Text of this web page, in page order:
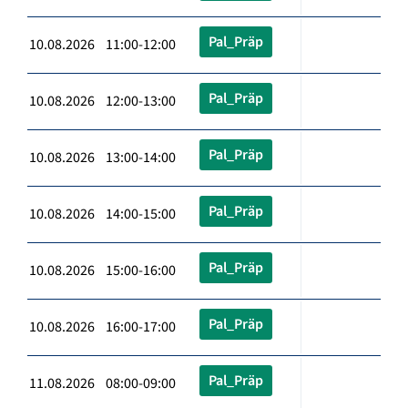
10.08.2026 11:00-12:00 Pal_Präp
10.08.2026 12:00-13:00 Pal_Präp
10.08.2026 13:00-14:00 Pal_Präp
10.08.2026 14:00-15:00 Pal_Präp
10.08.2026 15:00-16:00 Pal_Präp
10.08.2026 16:00-17:00 Pal_Präp
11.08.2026 08:00-09:00 Pal_Präp